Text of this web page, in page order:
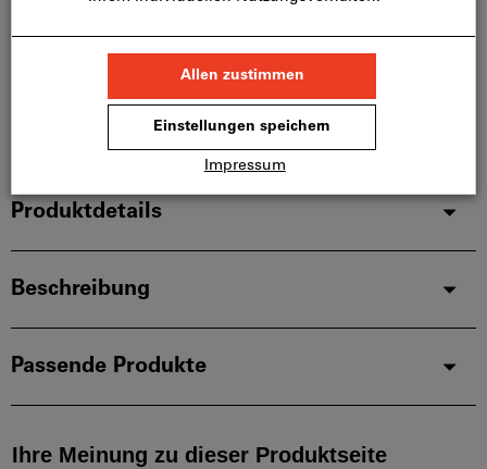
Artikel teilen
Produktdetails
Beschreibung
Passende Produkte